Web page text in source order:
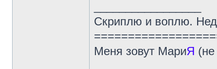
Скриплю и воплю.
Меня зовут МариЯ